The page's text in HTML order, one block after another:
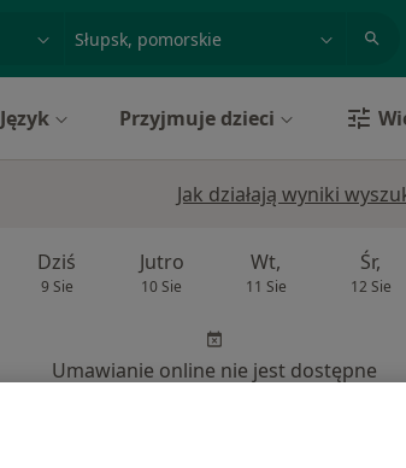
Język Przyjmuje dzieci
Jak działają wyniki
Dziś
9 Sie
Jutro
10 Sie
Wt,
11 Sie
Śr,
12 Sie
Umawianie online nie jest dostępne